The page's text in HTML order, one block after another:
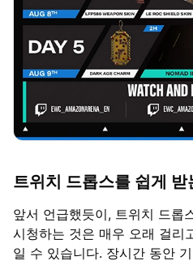
트위치 드롭스를 쉽게
앞서 언급했듯이, 트위치 드롭
시청하는 것은 매우 오래 걸리
일 수 있습니다. 장시간 동안